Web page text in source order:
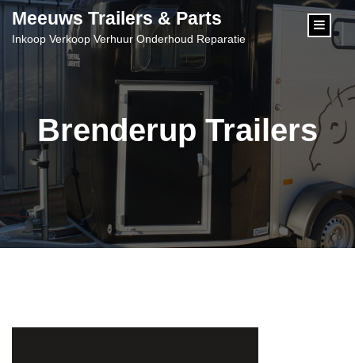
content
Meeuws Trailers & Parts
Inkoop Verkoop Verhuur Onderhoud Reparatie
Brenderup Trailers